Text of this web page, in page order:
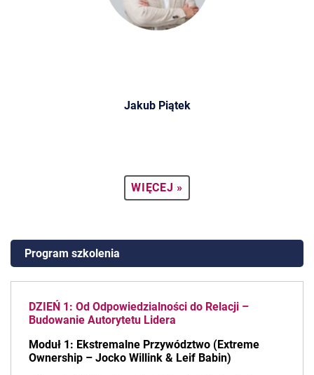
Jakub Piątek
WIĘCEJ »
Program szkolenia
DZIEŃ 1: Od Odpowiedzialności do Relacji –
Budowanie Autorytetu Lidera
Moduł 1: Ekstremalne Przywództwo (Extreme
Ownership – Jocko Willink & Leif Babin)